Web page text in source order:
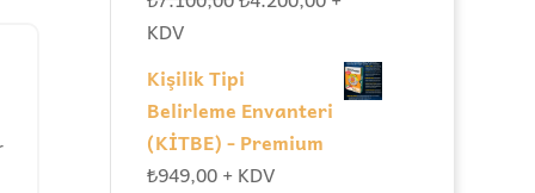
fiyat:
₺4.200,00.
KDV
Kişilik Tipi
Belirleme Envanteri
(KİTBE) - Premium
₺949,00 + KDV